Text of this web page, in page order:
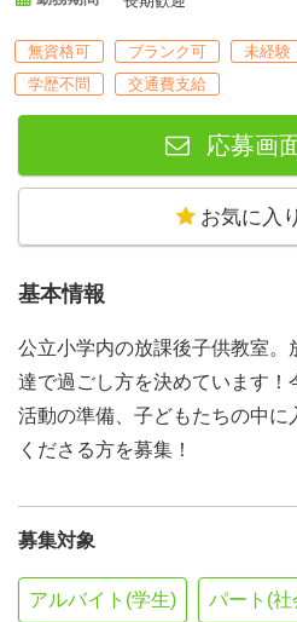
無資格可 ブランク可 未経験
学歴不問
交通費支給
応募画
お気に入
基本情報
公立小学内の放課後子供教室。
達で過ごし方を決めています
活動の準備、子どもたちの中に
くださる方を募集！
募集対象
アルバイト(学生) パート(